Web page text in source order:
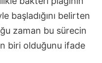
başladığını belirten
zaman bu sürecin
biri olduğunu ifade